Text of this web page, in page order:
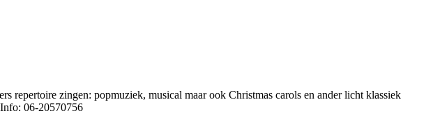
repertoire zingen: popmuziek, musical maar ook Christmas carols en ander licht klassiek
06-20570756